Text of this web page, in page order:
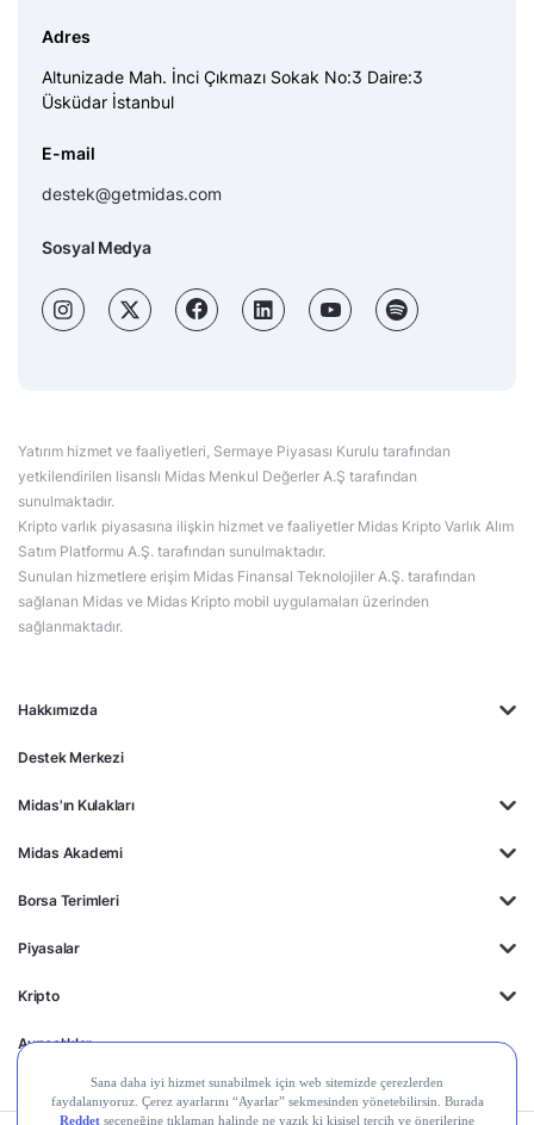
Hakkımızda
Destek Merkezi
Midas'ın Kulakları
Midas Akademi
Borsa Terimleri
Piyasalar
Kripto
Ayrıcalıklar
Adres
Altunizade Mah. İnci Çıkmazı Sokak No:3 Daire:3
Üsküdar İstanbul
E-mail
destek@getmidas.com
Sosyal Medya
Yatırım hizmet ve faaliyetleri, Sermaye Piyasası Kurulu tarafından
yetkilendirilen lisanslı Midas Menkul Değerler A.Ş tarafından
sunulmaktadır.
Kripto varlık piyasasına ilişkin hizmet ve faaliyetler Midas Kripto Varlık Alım
Satım Platformu A.Ş. tarafından sunulmaktadır.
Sunulan hizmetlere erişim Midas Finansal Teknolojiler A.Ş. tarafından
sağlanan Midas ve Midas Kripto mobil uygulamaları üzerinden
sağlanmaktadır.